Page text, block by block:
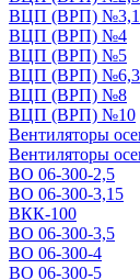
ВЦП (ВРП)
ВЦП (ВРП) №4
ВЦП (ВРП) №5
ВЦП (ВРП) №6,3
ВЦП (ВРП) №8
ВЦП (ВРП) №10
Вентиляторы
Вентиляторы
ВО 06-300-2,5
ВО 06-300-3,15
ВКК-100
ВО 06-300-3,5
ВО 06-300-4
ВО 06-300-5